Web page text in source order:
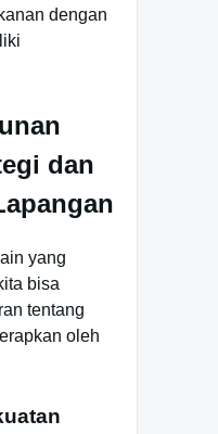
dengan
dan
yang
bisa
tentang
oleh